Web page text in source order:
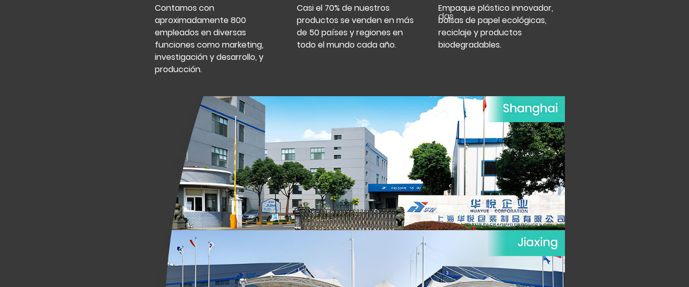
Contamos con
aproximadamente 800
empleados en diversas
funciones como marketing,
investigación y desarrollo, y
producción.
Casi el 70% de nuestros
productos se venden en más
de 50 países y regiones en
todo el mundo cada año.
eladas
Empaque plástico innovador,
bolsas de papel ecológicas,
reciclaje y productos
biodegradables.